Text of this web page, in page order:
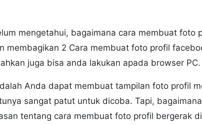
mengetahui, bagaimana cara membuat foto
membagikan 2 Cara membuat foto profil
juga bisa anda lakukan apada browser PC.
Anda dapat membuat tampilan foto profil
sangat patut untuk dicoba. Tapi,
tentang cara membuat foto profil bergerak